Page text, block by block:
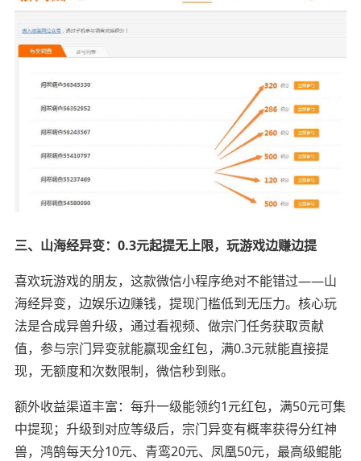
三、山海经异变：0.3元起提无上限，玩游戏边赚边提
喜欢玩游戏的朋友，这款微信小程序绝对不能错过——山
海经异变，边娱乐边赚钱，提现门槛低到无压力。核心玩
法是合成异兽升级，通过看视频、做宗门任务获取贡献
值，参与宗门异变就能赢现金红包，满0.3元就能直接提
现，无额度和次数限制，微信秒到账。
额外收益渠道丰富：每升一级能领约1元红包，满50元可集
中提现；升级到对应等级后，宗门异变有概率获得分红神
兽，鸿鹄每天分10元、青鸾20元、凤凰50元，最高级鲲能